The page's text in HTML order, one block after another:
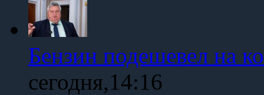
Бензин подешевел на
сегодня,14:16